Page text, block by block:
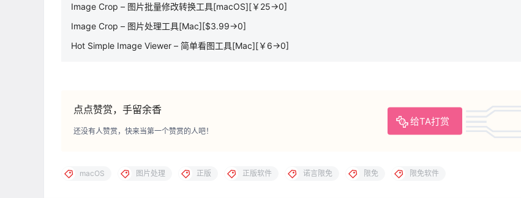
Image Crop – 图片批量修改转换工具[macOS][￥25→0]
Image Crop – 图片处理工具[Mac][$3.99→0]
Hot Simple Image Viewer – 简单看图工具[Mac][￥6→0]
点点赞赏，手留余香
给TA打赏
还没有人赞赏，快来当第一个赞赏的人吧！
macOS 图片处理 正版 正版软件 诺言限免 限免 限免软件